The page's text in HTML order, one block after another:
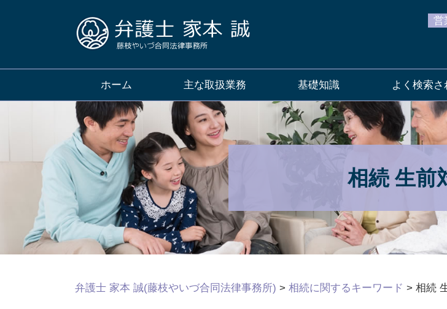
相続 生前
営
ホーム 主な取扱業務 基礎知識 よく検索
弁護士 家本 誠(藤枝やいづ合同法律事務所) > 相続に関するキーワード > 相続